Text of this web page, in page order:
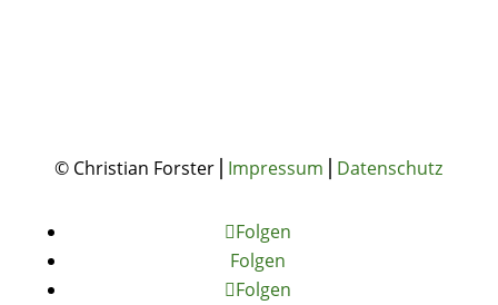
© Christian Forster⎪ Impressum Datenschutz
Folgen
Folgen
Folgen